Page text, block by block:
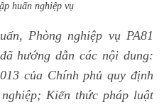
huấn nghiệp vụ
Phòng nghiệp vụ PA81
hướng dẫn các nội dung:
của Chính phủ quy định
Kiến thức pháp luật